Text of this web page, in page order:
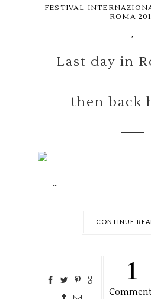
FESTIVAL
ROMA
,
Last day in
then back
...
CONTINUE
1